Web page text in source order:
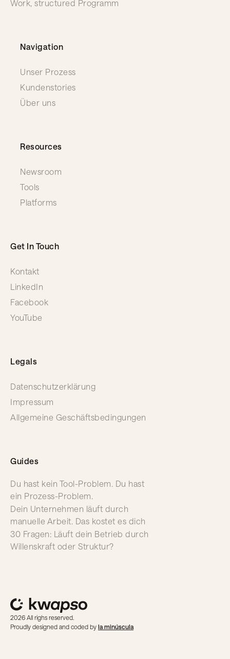
Work, structured Programm
Navigation
Unser Prozess
Kundenstories
Über uns
Resources
Newsroom
Tools
Platforms
Get In Touch
Kontakt
LinkedIn
Facebook
YouTube
Legals
Datenschutzerklärung
Impressum
Allgemeine Geschäftsbedingungen
Guides
Du hast kein Tool-Problem. Du hast
ein Prozess-Problem.
Dein Unternehmen läuft durch
manuelle Arbeit. Das kostet es dich
30 Fragen: Läuft dein Betrieb durch
Willenskraft oder Struktur?
2026 All righs reserved.
Proudly designed and coded by la minúscula